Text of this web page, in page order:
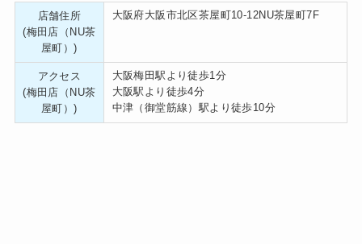
店舗住所
(梅田店（NU茶
屋町）)
大阪府大阪市北区茶屋町10-12NU茶屋町7F
アクセス
(梅田店（NU茶
屋町）)
大阪梅田駅より徒歩1分
大阪駅より徒歩4分
中津（御堂筋線）駅より徒歩10分